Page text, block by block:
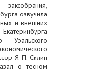
заксобрания,
озвучила
и внешних
Я. П. Силин
о тесном